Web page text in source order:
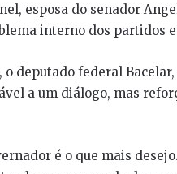
esposa do senador
interno dos partidos e
deputado federal
a um diálogo, mas
é o que mais